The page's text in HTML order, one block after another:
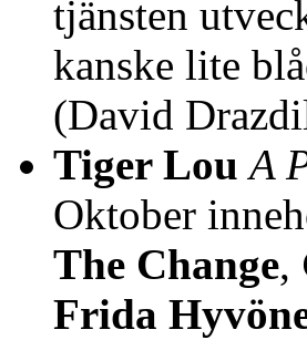
tjänsten
kanske lite
(David
Tiger Lou A
Oktober
The Change,
Frida